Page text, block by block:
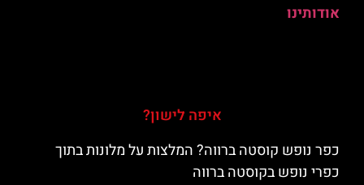
אודותינו
איפה לישון?
כפר נופש קוסטה ברווה? המלצות על מלונות בתוך
כפרי נופש בקוסטה ברווה